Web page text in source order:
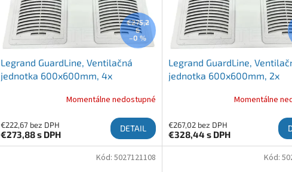
€275,2
6
–0 %
Legrand GuardLine, Ventilačná
jednotka 600x600mm, 4x
Momentálne nedostupné
€222,67 bez DPH
€273,88s DPH
DETAIL
Legrand GuardLine,
jednotka 600x600mm, 2x
Momentálne
€267,02 bez DPH
€328,44 s DPH
Kód: 5027121108 Kód: